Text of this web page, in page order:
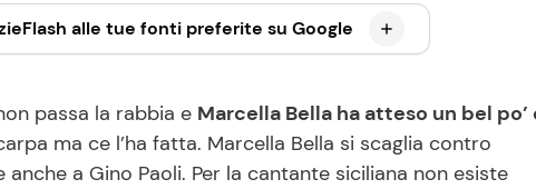
alle tue fonti preferite su Google
passa la rabbia e Marcella Bella ha atteso un bel po’
ma ce l’ha fatta. Marcella Bella si scaglia contro
a Gino Paoli. Per la cantante siciliana non esiste